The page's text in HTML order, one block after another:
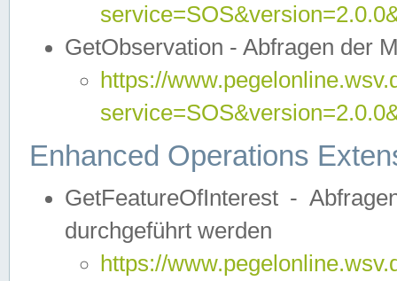
GetObservation - Abfragen der
https://
Enhanced Operations
GetFeatureOfInterest -
durchgeführt werden
https://